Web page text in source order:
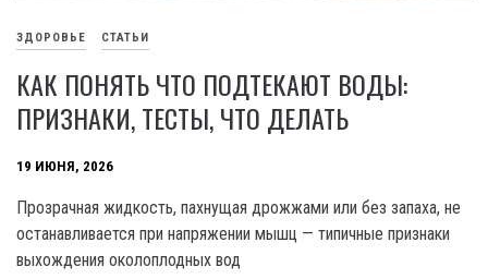
ЗДОРОВЬЕ СТАТЬИ
КАК ПОНЯТЬ ЧТО ПОДТЕКАЮТ ВОДЫ:
ПРИЗНАКИ, ТЕСТЫ, ЧТО ДЕЛАТЬ
19 ИЮНЯ, 2026
Прозрачная жидкость, пахнущая дрожжами или без запаха, не
останавливается при напряжении мышц — типичные признаки
выхождения околоплодных вод